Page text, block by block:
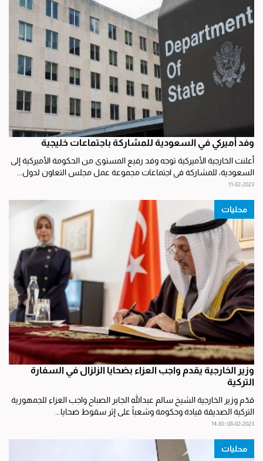
وفد أميركي في السعودية للمشاركة باجتماعات خليجية
أعلنت الخارجية الأميركية توجه وفد رفيع المستوى من الحكومة الأميركية إلى
السعودية، للمشاركة في اجتماعات مجموعة عمل مجلس التعاون لدول...
11-02-2023
محليات
وزير الخارجية يقدم واجب العزاء بضحايا الزلزال في السفارة
التركية
قدّم وزير الخارجية الشيخ سالم عبدالله الجابر الصباح واجب العزاء للجمهورية
التركية الصديقة قيادة وحكومة وشعباً على إثر سقوط ضحايا...
08-02-2023 | 14:30
محليات